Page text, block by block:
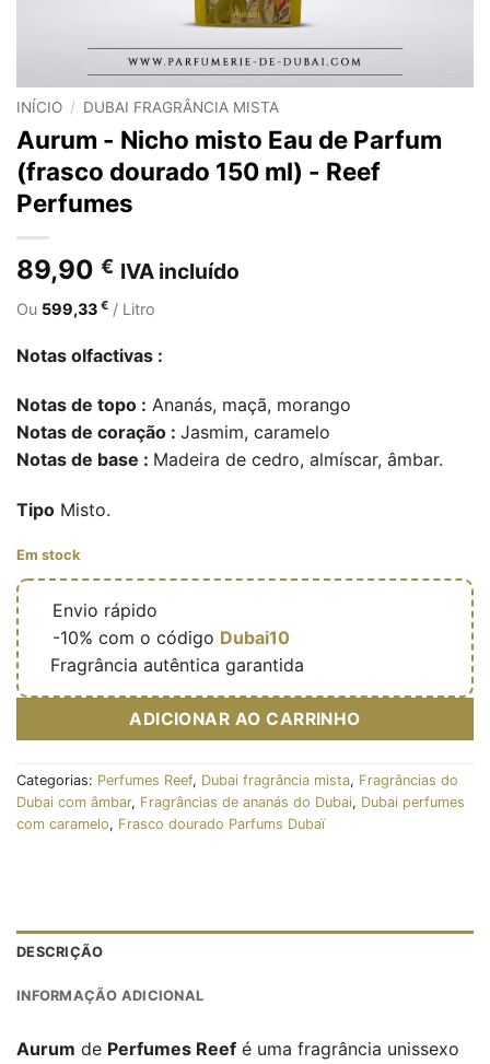
INÍCIO / DUBAI FRAGRÂNCIA MISTA
Aurum - Nicho misto Eau de Parfum
(frasco dourado 150 ml) - Reef
Perfumes
89,90 € IVA incluído
Ou 599,33 € / Litro
Notas olfactivas :
Notas de topo : Ananás, maçã, morango
Notas de coração : Jasmim, caramelo
Notas de base : Madeira de cedro, almíscar, âmbar.
Tipo Misto.
Em stock
Envio rápido
-10% com o código Dubai10
Fragrância autêntica garantida
ADICIONAR AO CARRINHO
Categorias: Perfumes Reef, Dubai fragrância mista, Fragrâncias do
Dubai com âmbar, Fragrâncias de ananás do Dubai, Dubai perfumes
com caramelo, Frasco dourado Parfums Dubaï
DESCRIÇÃO
INFORMAÇÃO ADICIONAL
Aurum de Perfumes Reef é uma fragrância unissexo